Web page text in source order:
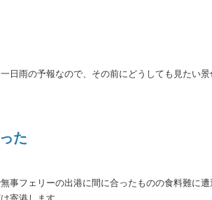
日雨の予報なので、その前にどうしても見たい
た
フェリーの出港に間に合ったものの食料難に